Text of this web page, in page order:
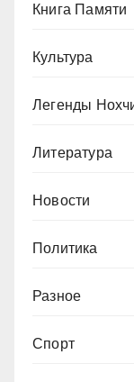
Книга Памяти
Культура
Легенды
Литература
Новости
Политика
Разное
Спорт